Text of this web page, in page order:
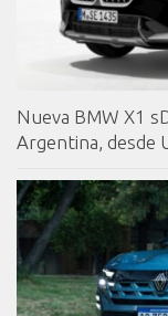
Nueva BMW X1
Argentina, desde